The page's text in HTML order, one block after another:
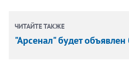
ЧИТАЙТЕ ТАКЖЕ
"Арсенал" будет